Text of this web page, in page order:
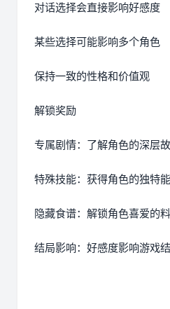
对话选择会直接影响好感度
某些选择可能影响多个角色
保持一致的性格和价值观
解锁奖励
专属剧情：了解角色的深层
特殊技能：获得角色的独特
隐藏食谱：解锁角色喜爱的
结局影响：好感度影响游戏